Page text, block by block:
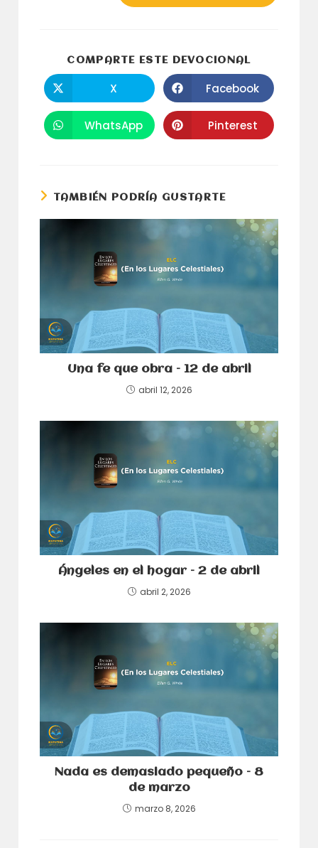
COMPARTE ESTE DEVOCIONAL
abre
en
una
nueva
ventana
X Se
abre
en
una
nueva
ventana
Facebook
Se
abre
WhatsApp Se
abre
Pinterest
TAMBIÉN PODRÍA GUSTARTE
Una fe que obra – 12 de abril
abril 12, 2026
Ángeles en el hogar – 2 de abril
abril 2, 2026
Nada es demasiado pequeño – 8
de marzo
marzo 8, 2026